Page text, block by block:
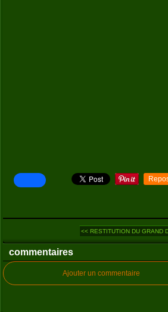
<< RESTITUTION DU GRAND
commentaires
Ajouter un commentaire